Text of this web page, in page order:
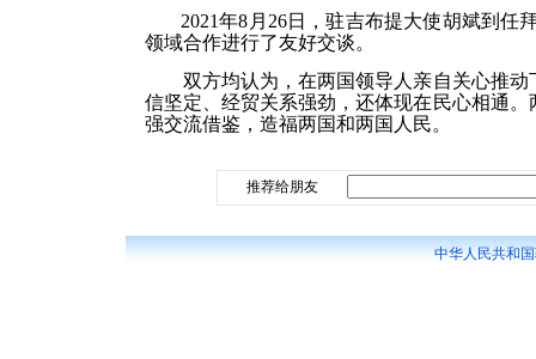
2021年8月 26日，驻吉布提大使胡斌到任
领域合作进行了友好交谈。
双方均认为，在两国领导人亲自关心推
信坚定、经贸关系强劲，还体现在民心相通
强交流借鉴，造福两国和两国人民。
推荐给朋友
中华人民共和